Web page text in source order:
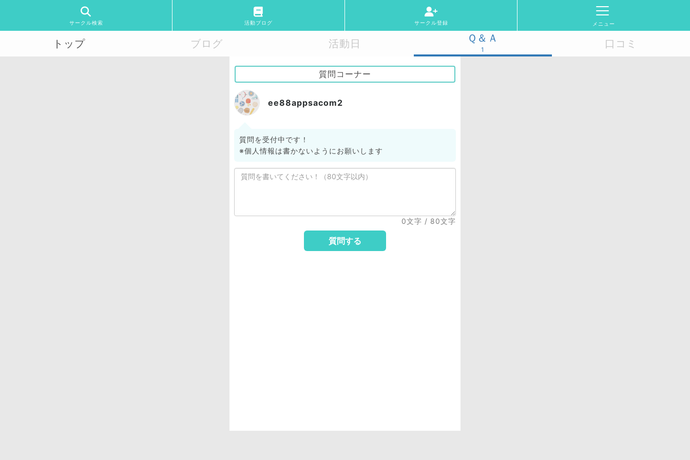
サークル検索 活動ブログ サークル登録 メニュー
トップ ブログ 活動日 Ｑ＆Ａ
1 口コミ
質問コーナー
ee88appsacom2
質問を受付中です！
※個人情報は書かないようにお願いします
0文字 / 80文字